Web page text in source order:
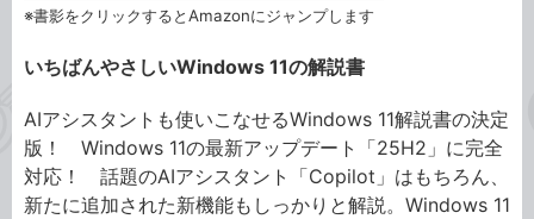
※書影をクリックするとAmazonにジャンプします
いちばんやさしいWindows 11の解説書
AIアシスタントも使いこなせるWindows 11解説書の決定
版！ Windows 11の最新アップデート「25H2」に完全
対応！ 話題のAIアシスタント「Copilot」はもちろん、
新たに追加された新機能もしっかりと解説。Windows 11